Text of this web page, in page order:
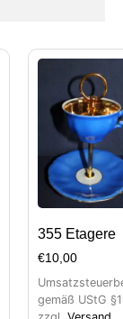
355 Etagere
€10,00
gemäß UStG